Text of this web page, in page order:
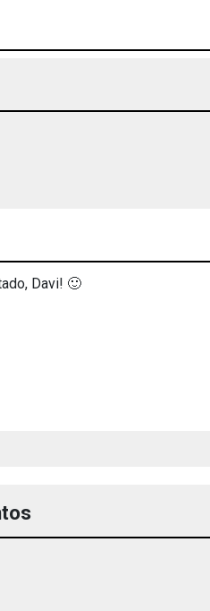
Davi! 🙂